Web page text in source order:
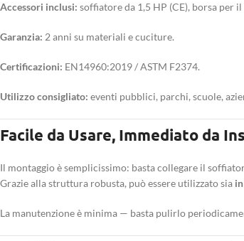
Accessori inclusi: soffiatore da 1,5 HP (CE), borsa
Garanzia: 2 anni su materiali e cuciture.
Certificazioni: EN14960:2019 / ASTM F2374.
Utilizzo consigliato: eventi pubblici, parchi, scuole,
Facile da Usare, Immediato da
Il montaggio è semplicissimo: basta collegare il
Grazie alla struttura robusta, può essere utilizzato sia
La manutenzione è minima — basta pulirlo